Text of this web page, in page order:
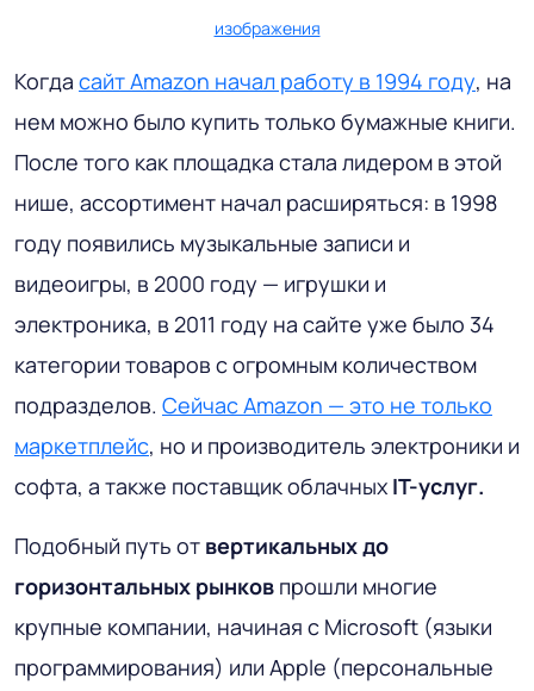
изображения
Когда сайт Amazon начал работу в 1994 году, на
нем можно было купить только бумажные книги.
После того как площадка стала лидером в этой
нише, ассортимент начал расширяться: в 1998
году появились музыкальные записи и
видеоигры, в 2000 году — игрушки и
электроника, в 2011 году на сайте уже было 34
категории товаров с огромным количеством
подразделов. Сейчас Amazon — это не только
маркетплейс, но и производитель электроники и
софта, а также поставщик облачных IT-услуг.
Подобный путь от вертикальных до
горизонтальных рынков прошли многие
крупные компании, начиная с Microsoft (языки
программирования) или Apple (персональные